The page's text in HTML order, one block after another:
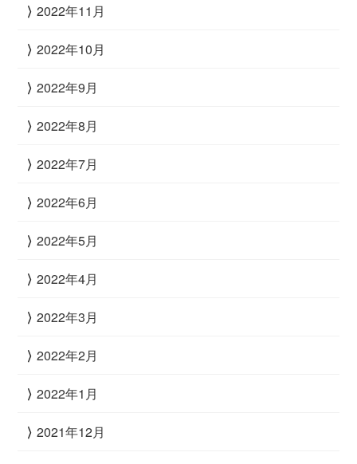
2022年11月
2022年10月
2022年9月
2022年8月
2022年7月
2022年6月
2022年5月
2022年4月
2022年3月
2022年2月
2022年1月
2021年12月